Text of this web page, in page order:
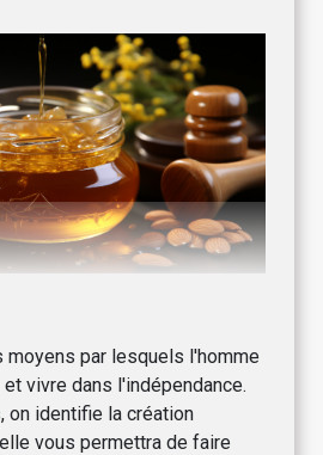
moyens par lesquels l'homme
vivre dans l'indépendance.
on identifie la création
vous permettra de faire